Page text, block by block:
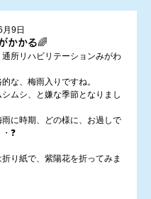
かかる🌈
9日
通所リハビリテーションみがわ
な、梅雨入りですね。
ムシ、と嫌な季節となりまし
雨に時期、どの様に、お過しで
❓
り紙で、紫陽花を折ってみま